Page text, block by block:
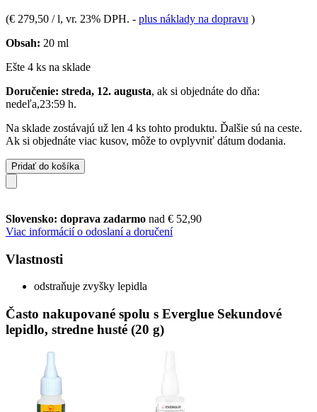
(€ 279,50 / l, vr. 23% DPH. - plus náklady na dopravu )
Obsah: 20 ml
Ešte 4 ks na sklade
Doručenie: streda, 12. augusta, ak si objednáte do dňa:
nedeľa,23:59 h.
Na sklade zostávajú už len 4 ks tohto produktu. Ďalšie sú na ceste.
Ak si objednáte viac kusov, môže to ovplyvniť dátum dodania.
Pridať do košíka
Slovensko: doprava zadarmo nad € 52,90
Viac informácií o odoslaní a doručení
Vlastnosti
odstraňuje zvyšky lepidla
Často nakupované spolu s Everglue Sekundové
lepidlo, stredne husté (20 g)